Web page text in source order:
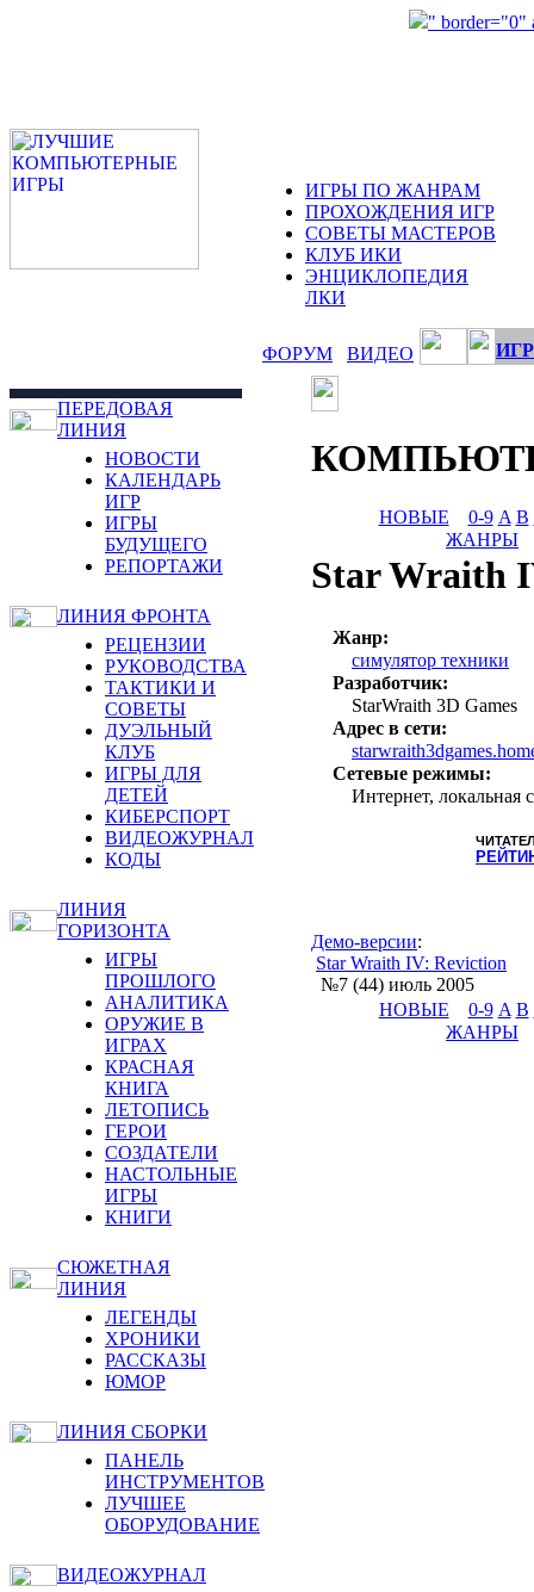
" border="0"
ИГРЫ ПО ЖАНРАМ
ПРОХОЖДЕНИЯ ИГР
СОВЕТЫ МАСТЕРОВ
КЛУБ ИКИ
ЭНЦИКЛОПЕДИЯ
ЛКИ
ФОРУМ ВИДЕО
ПЕРЕДОВАЯ
ЛИНИЯ
НОВОСТИ
КАЛЕНДАРЬ
ИГР
ИГРЫ
БУДУЩЕГО
РЕПОРТАЖИ
ЛИНИЯ ФРОНТА
РЕЦЕНЗИИ
РУКОВОДСТВА
ТАКТИКИ И
СОВЕТЫ
ДУЭЛЬНЫЙ
КЛУБ
ИГРЫ ДЛЯ
ДЕТЕЙ
КИБЕРСПОРТ
ВИДЕОЖУРНАЛ
КОДЫ
ЛИНИЯ
ГОРИЗОНТА
ИГРЫ
ПРОШЛОГО
АНАЛИТИКА
ОРУЖИЕ В
ИГРАХ
КРАСНАЯ
КНИГА
ЛЕТОПИСЬ
ГЕРОИ
СОЗДАТЕЛИ
НАСТОЛЬНЫЕ
ИГРЫ
КНИГИ
СЮЖЕТНАЯ
ЛИНИЯ
ЛЕГЕНДЫ
ХРОНИКИ
РАССКАЗЫ
ЮМОР
ЛИНИЯ СБОРКИ
ПАНЕЛЬ
ИНСТРУМЕНТОВ
ЛУЧШЕЕ
ОБОРУДОВАНИЕ
ВИДЕОЖУРНАЛ
НОВЫЕ 0-9 A B
ЖАНРЫ
Star Wraith
Жанр:
симулятор техники
Разработчик:
StarWraith 3D Games
Адрес в сети:
Сетевые режимы:
Интернет, локальная
Демо-версии:
Star Wraith IV: Reviction
№7 (44) июль 2005
НОВЫЕ
0-9 A B
ЖАНРЫ